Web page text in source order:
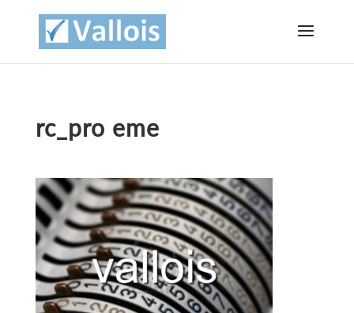
rc_pro eme